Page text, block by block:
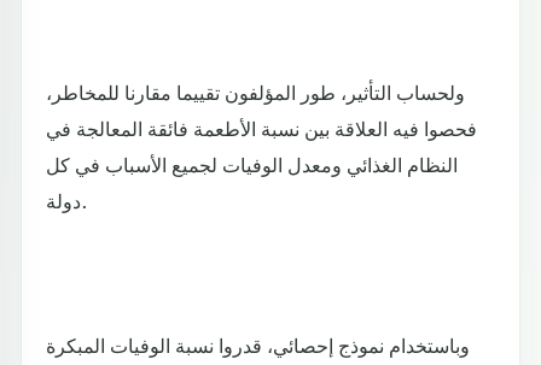
ولحساب التأثير، طور المؤلفون تقييما مقارنا للمخاطر،
فحصوا فيه العلاقة بين نسبة الأطعمة فائقة المعالجة في
النظام الغذائي ومعدل الوفيات لجميع الأسباب في كل
دولة.
وباستخدام نموذج إحصائي، قدروا نسبة الوفيات المبكرة